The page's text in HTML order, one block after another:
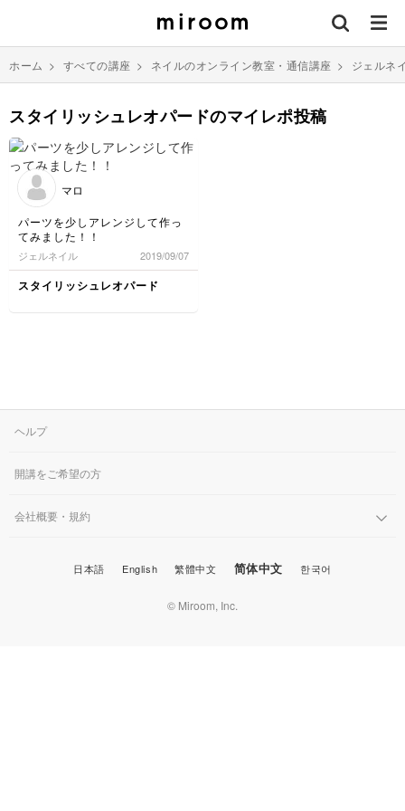
ホーム > すべての講座 > ネイルのオンライン教室・通信講座 > ジェルネ
スタイリッシュレオパードのマイレポ投稿
マロ
パーツを少しアレンジして作っ
てみました！！
ジェルネイル 2019/09/07
スタイリッシュレオパード
ヘルプ
開講をご希望の方
会社概要・規約
日本語 English 繁體中文 简体中文 한국어
© Miroom, Inc.